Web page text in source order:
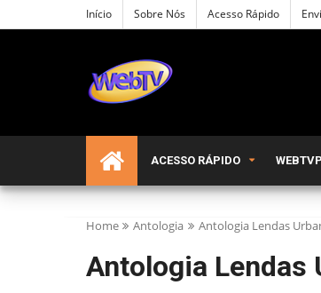
Início Sobre Nós Acesso Rápido
ACESSO RÁPIDO
Home Antologia Antologia Lendas
Antologia Lendas